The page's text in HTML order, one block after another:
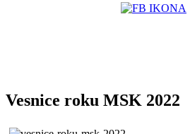
Vesnice roku MSK 2022